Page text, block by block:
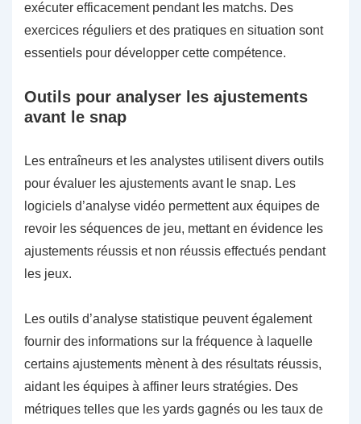
exécuter efficacement pendant les matchs. Des
exercices réguliers et des pratiques en situation sont
essentiels pour développer cette compétence.
Outils pour analyser les ajustements
avant le snap
Les entraîneurs et les analystes utilisent divers outils
pour évaluer les ajustements avant le snap. Les
logiciels d’analyse vidéo permettent aux équipes de
revoir les séquences de jeu, mettant en évidence les
ajustements réussis et non réussis effectués pendant
les jeux.
Les outils d’analyse statistique peuvent également
fournir des informations sur la fréquence à laquelle
certains ajustements mènent à des résultats réussis,
aidant les équipes à affiner leurs stratégies. Des
métriques telles que les yards gagnés ou les taux de